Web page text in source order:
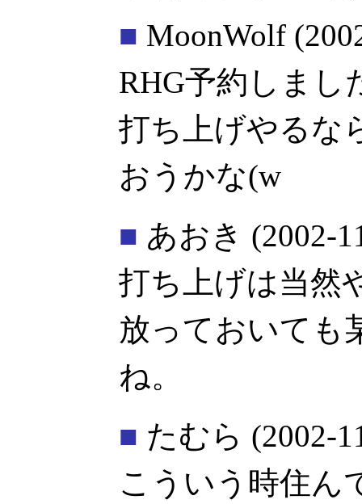
■ MoonWolf
RHG予約しまし
打ち上げやるな
おうかな(w
■ あおき (2002-
打ち上げは当然
放っておいても
ね。
■ たむら (2002-
こういう時住ん